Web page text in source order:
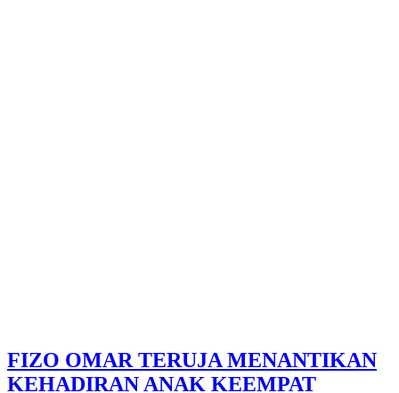
FIZO OMAR TERUJA MENANTIKAN
KEHADIRAN ANAK KEEMPAT